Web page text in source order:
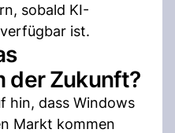
sobald KI-
ist.
der Zukunft?
hin, dass Windows
Markt kommen